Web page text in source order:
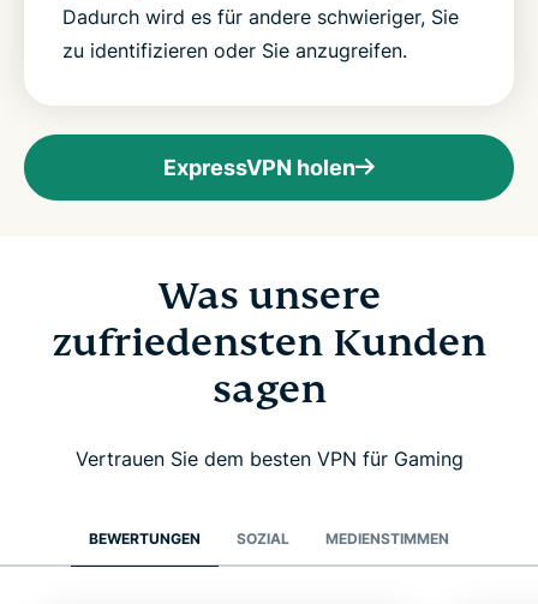
Dadurch wird es für andere schwieriger, Sie
zu identifizieren oder Sie anzugreifen.
ExpressVPN holen
Was unsere
zufriedensten Kunden
sagen
Vertrauen Sie dem besten VPN für Gaming
BEWERTUNGEN SOZIAL MEDIENSTIMMEN